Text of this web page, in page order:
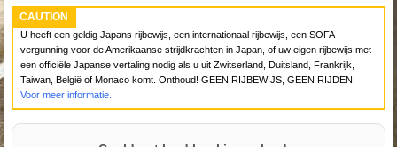
CAUTION
U heeft een geldig Japans rijbewijs, een internationaal rijbewijs, een SOFA-
vergunning voor de Amerikaanse strijdkrachten in Japan, of uw eigen rijbewijs met
een officiële Japanse vertaling nodig als u uit Zwitserland, Duitsland, Frankrijk,
Taiwan, België of Monaco komt. Onthoud! GEEN RIJBEWIJS, GEEN RIJDEN!
Voor meer informatie.